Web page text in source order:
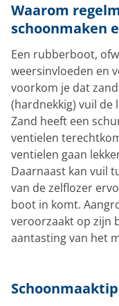
Waarom
schoonmaken
Een rubberboot,
weersinvloeden en
voorkom je dat
(hardnekkig) vuil de
Zand heeft een
ventielen
ventielen gaan
Daarnaast kan vuil
van de zelflozer
boot in komt.
veroorzaakt op zijn
aantasting van het